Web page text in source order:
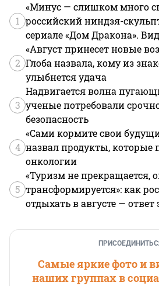
1
«Минус — слишком много
российский ниндзя-
сериале «Дом Дракона».
2
«Август принесет новые
Глоба назвала, кому из
улыбнется удача
3
Надвигается волна
ученые потребовали
безопасность
4
«Сами кормите свои
назвал продукты, которые
онкологии
5
«Туризм не прекращается,
трансформируется»: как
отдыхать в августе — ответ
Самые яркие фото и
наших группах в